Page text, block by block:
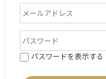
パスワードを表示する